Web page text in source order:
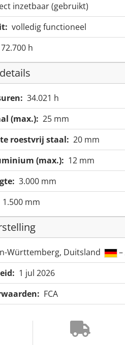
inzetbaar (gebruikt)
volledig functioneel
72.700 h
34.021 h
(max.): 25 mm
roestvrij staal: 20 mm
(max.): 12 mm
3.000 mm
1.500 mm
Württemberg, Duitsland
–
1 jul 2026
FCA